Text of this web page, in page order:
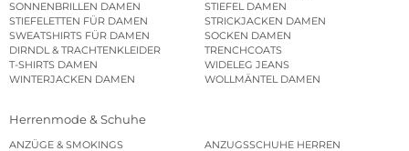
SONNENBRILLEN DAMEN
STIEFEL DAMEN
STIEFELETTEN FÜR DAMEN
STRICKJACKEN DAMEN
SWEATSHIRTS FÜR DAMEN
SOCKEN DAMEN
DIRNDL & TRACHTENKLEIDER
TRENCHCOATS
T-SHIRTS DAMEN
WIDELEG JEANS
WINTERJACKEN DAMEN
WOLLMÄNTEL DAMEN
Herrenmode & Schuhe
ANZÜGE & SMOKINGS
ANZUGSSCHUHE HERREN